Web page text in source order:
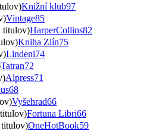
Knižní klub97
Vintage85
titulov)HarperCollins82
Kniha Zlín75
Lindeni74
Tatran72
Alpress71
68
Vyšehrad66
Fortuna Libri66
OneHotBook59